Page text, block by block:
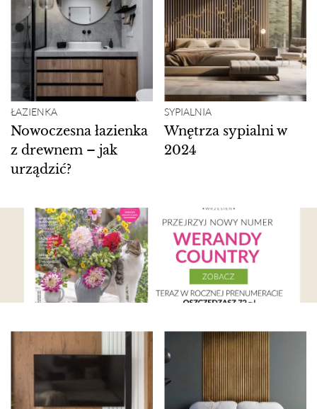
ŁAZIENKA
Nowoczesna łazienka
z drewnem – jak
urządzić?
SYPIALNIA
Wnętrza sypialni w
2024